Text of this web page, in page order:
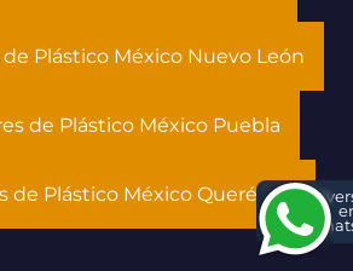
Plástico México Nuevo León
de Plástico México Puebla
de Plástico México Querétaro